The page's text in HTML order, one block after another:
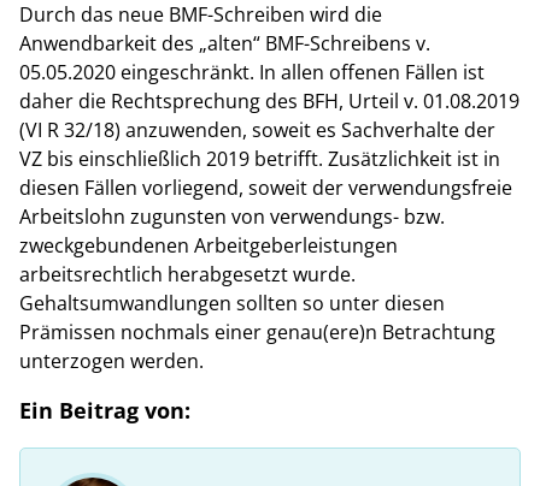
Durch das neue BMF-Schreiben wird die
Anwendbarkeit des „alten“ BMF-Schreibens v.
05.05.2020 eingeschränkt. In allen offenen Fällen ist
daher die Rechtsprechung des BFH, Urteil v. 01.08.2019
(VI R 32/18) anzuwenden, soweit es Sachverhalte der
VZ bis einschließlich 2019 betrifft. Zusätzlichkeit ist in
diesen Fällen vorliegend, soweit der verwendungsfreie
Arbeitslohn zugunsten von verwendungs- bzw.
zweckgebundenen Arbeitgeberleistungen
arbeitsrechtlich herabgesetzt wurde.
Gehaltsumwandlungen sollten so unter diesen
Prämissen nochmals einer genau(ere)n Betrachtung
unterzogen werden.
Ein Beitrag von: